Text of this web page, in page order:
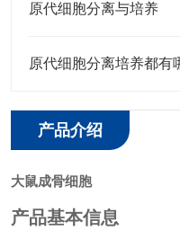
原代细胞分离与培养
原代细胞分离培养都有
产品介绍
大鼠成骨细胞
产品基本信息